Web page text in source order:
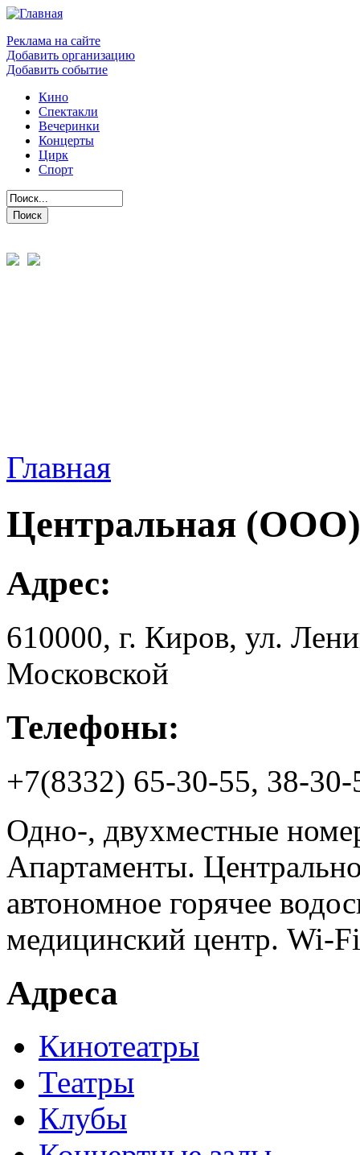
Реклама на сайте
Добавить организацию
Добавить событие
Кино
Спектакли
Вечеринки
Концерты
Цирк
Спорт
Главная
Центральная (ООО)
Адрес:
610000, г. Киров, ул.
Московской
Телефоны:
+7(8332) 65-30-55, 38-30-
Одно-, двухместные
Апартаменты.
автономное горячее
медицинский центр. Wi-
Адреса
Кинотеатры
Театры
Клубы